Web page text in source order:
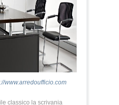
www.arredoufficio.com
classico la scrivania